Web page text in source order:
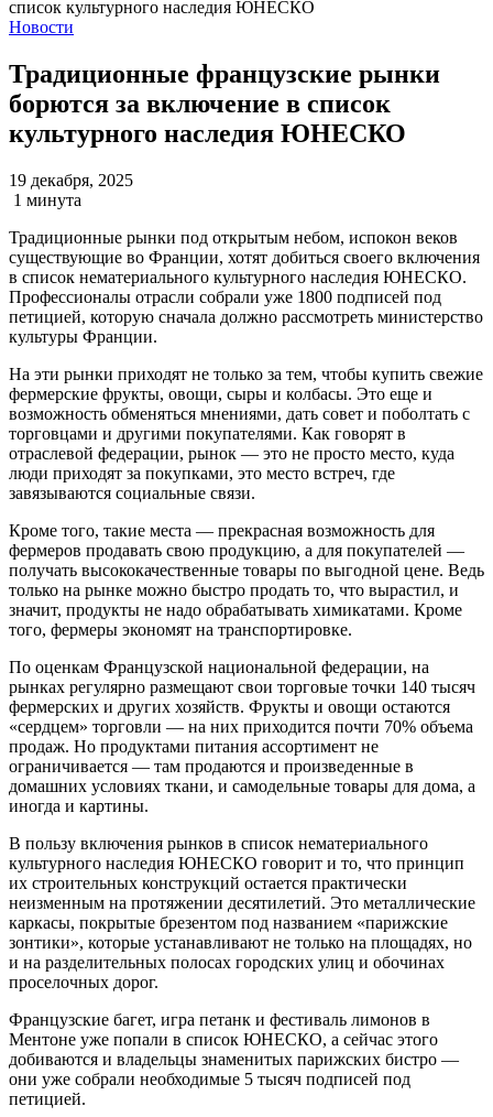
Новости
Традиционные французские рынки
борются за включение в список
культурного наследия ЮНЕСКО
19 декабря, 2025
1 минута
Традиционные рынки под открытым небом, испокон веков
существующие во Франции, хотят добиться своего включения
в список нематериального культурного наследия ЮНЕСКО.
Профессионалы отрасли собрали уже 1800 подписей под
петицией, которую сначала должно рассмотреть министерство
культуры Франции.
На эти рынки приходят не только за тем, чтобы купить свежие
фермерские фрукты, овощи, сыры и колбасы. Это еще и
возможность обменяться мнениями, дать совет и поболтать с
торговцами и другими покупателями. Как говорят в
отраслевой федерации, рынок — это не просто место, куда
люди приходят за покупками, это место встреч, где
завязываются социальные связи.
Кроме того, такие места — прекрасная возможность для
фермеров продавать свою продукцию, а для покупателей —
получать высококачественные товары по выгодной цене. Ведь
только на рынке можно быстро продать то, что вырастил, и
значит, продукты не надо обрабатывать химикатами. Кроме
того, фермеры экономят на транспортировке.
По оценкам Французской национальной федерации, на
рынках регулярно размещают свои торговые точки 140 тысяч
фермерских и других хозяйств. Фрукты и овощи остаются
«сердцем» торговли — на них приходится почти 70% объема
продаж. Но продуктами питания ассортимент не
ограничивается — там продаются и произведенные в
домашних условиях ткани, и самодельные товары для дома, а
иногда и картины.
В пользу включения рынков в список нематериального
культурного наследия ЮНЕСКО говорит и то, что принцип
их строительных конструкций остается практически
неизменным на протяжении десятилетий. Это металлические
каркасы, покрытые брезентом под названием «парижские
зонтики», которые устанавливают не только на площадях, но
и на разделительных полосах городских улиц и обочинах
проселочных дорог.
Французские багет, игра петанк и фестиваль лимонов в
Ментоне уже попали в список ЮНЕСКО, а сейчас этого
добиваются и владельцы знаменитых парижских бистро —
они уже собрали необходимые 5 тысяч подписей под
петицией.